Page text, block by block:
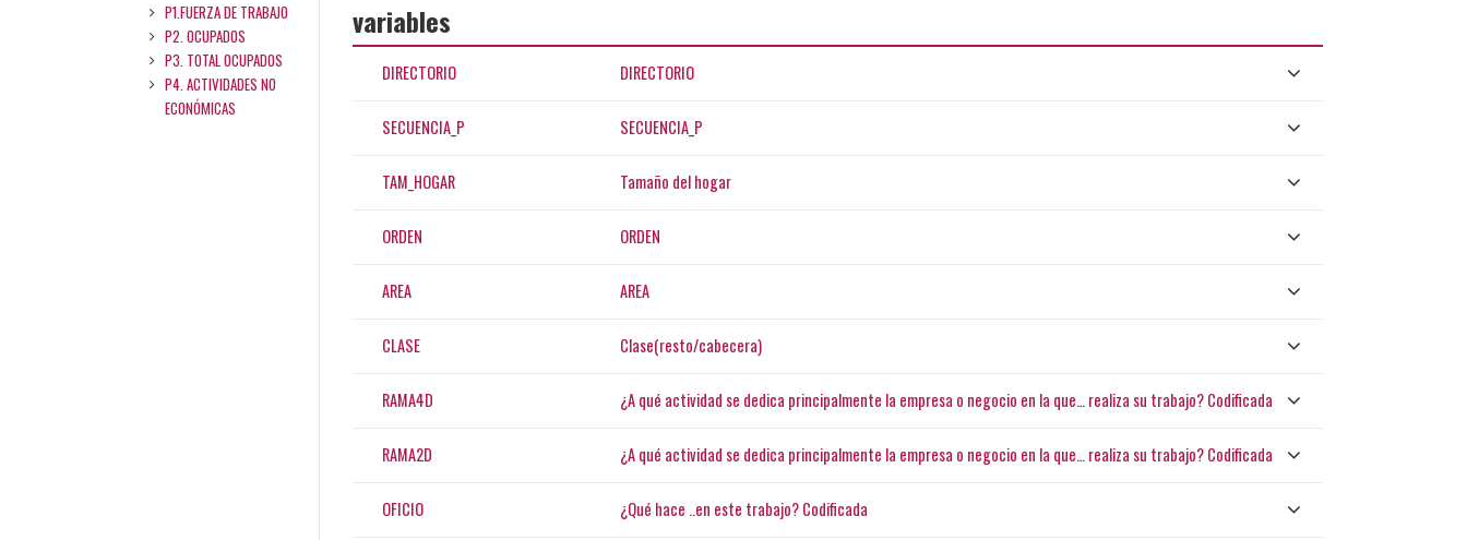
P1.FUERZA DE TRABAJO
P2. OCUPADOS
P3. TOTAL OCUPADOS
P4. ACTIVIDADES NO
ECONÓMICAS
variables
DIRECTORIO DIRECTORIO
SECUENCIA_P SECUENCIA_P
TAM_HOGAR Tamaño del hogar
ORDEN ORDEN
AREA AREA
CLASE Clase(resto/cabecera)
RAMA4D ¿A qué actividad se dedica principalmente la empresa o negocio en la que… realiza su trabajo? Codificada
RAMA2D ¿A qué actividad se dedica principalmente la empresa o negocio en la que… realiza su trabajo? Codificada
OFICIO ¿Qué hace ..en este trabajo? Codificada